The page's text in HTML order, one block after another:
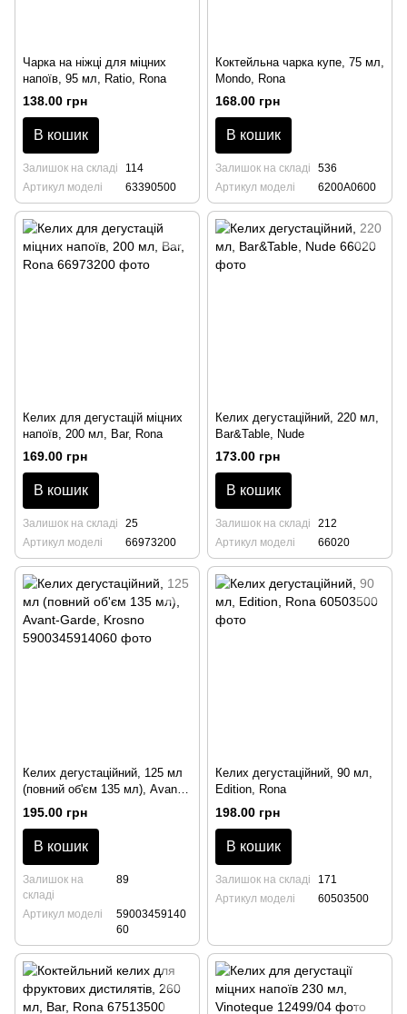
Чарка на ніжці для міцних
напоїв, 95 мл, Ratio, Rona
138.00 грн
В кошик
Залишок на складі
114
Артикул моделі
63390500
Коктейльна чарка купе, 75 мл,
Mondo, Rona
168.00 грн
В кошик
Залишок на складі
536
Артикул моделі
6200A0600
Келих для дегустацій міцних
напоїв, 200 мл, Bar, Rona
169.00 грн
В кошик
Залишок на складі
25
Артикул моделі
66973200
Келих дегустаційний, 220 мл,
Bar&Table, Nude
173.00 грн
В кошик
Залишок на складі
212
Артикул моделі
66020
Келих дегустаційний, 125 мл
(повний об'єм 135 мл), Avant-
Garde, Krosno
195.00 грн
В кошик
Залишок на
складі
89
Артикул моделі
59003459140
60
Келих дегустаційний, 90 мл,
Edition, Rona
198.00 грн
В кошик
Залишок на складі
171
Артикул моделі
60503500